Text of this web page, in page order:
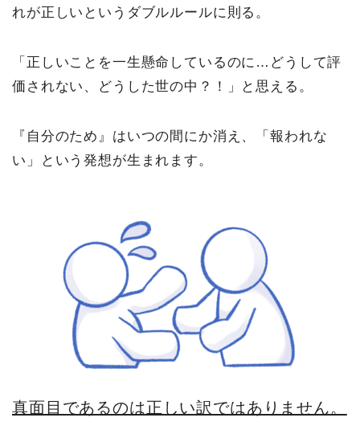
れが正しいというダブルルールに則る。
「正しいことを一生懸命しているのに…どうして評
価されない、どうした世の中？！」と思える。
『自分のため』はいつの間にか消え、「報われな
い」という発想が生まれます。
真面目であるのは正しい訳ではありません。